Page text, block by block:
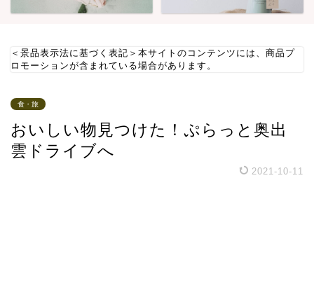
＜景品表示法に基づく表記＞本サイトのコンテンツには、商品プ
ロモーションが含まれている場合があります。
食・旅
おいしい物見つけた！ぷらっと奥出
雲ドライブへ
2021-10-11